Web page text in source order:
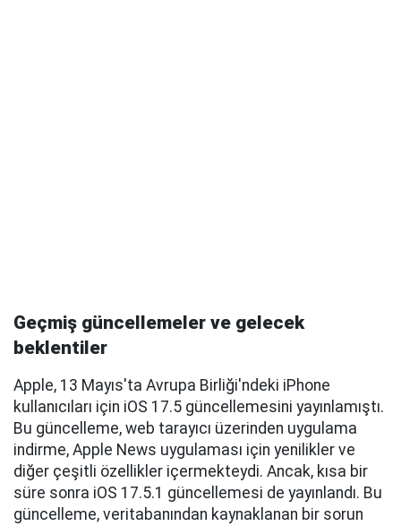
Geçmiş güncellemeler ve gelecek
beklentiler
Apple, 13 Mayıs'ta Avrupa Birliği'ndeki iPhone
kullanıcıları için iOS 17.5 güncellemesini yayınlamıştı.
Bu güncelleme, web tarayıcı üzerinden uygulama
indirme, Apple News uygulaması için yenilikler ve
diğer çeşitli özellikler içermekteydi. Ancak, kısa bir
süre sonra iOS 17.5.1 güncellemesi de yayınlandı. Bu
güncelleme, veritabanından kaynaklanan bir sorun